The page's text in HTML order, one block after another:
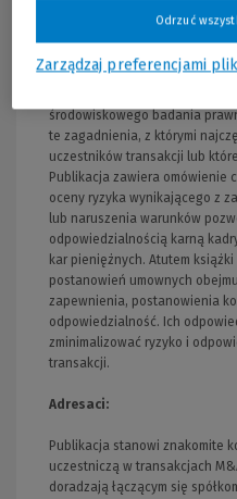
Prawo ochrony środowiska w
prezentuje wpływ rozmaitych
realizację obowiązków
środowiskowego badania
te zagadnienia, z którymi
uczestników transakcji lub
Publikacja zawiera omówienie
oceny ryzyka wynikającego z
lub naruszenia warunków
odpowiedzialnością karną
kar pieniężnych. Atutem
postanowień umownych
zapewnienia, postanowienia
odpowiedzialność. Ich
zminimalizować ryzyko i
transakcji.
Adresaci:
Publikacja stanowi znakomite
uczestniczą w transakcjach
doradzają łączącym się
Zarządzaj preferencjami
Odrzuć